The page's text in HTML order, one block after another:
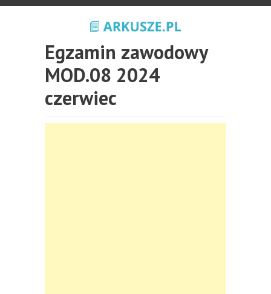
Egzamin zawodowy
MOD.08 2024
czerwiec